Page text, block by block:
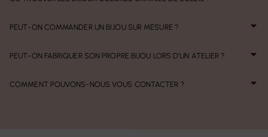
PEUT-ON COMMANDER UN BIJOU SUR MESURE ?
PEUT-ON FABRIQUER SON PROPRE BIJOU LORS D'UN ATELIER ?
COMMENT POUVONS-NOUS VOUS CONTACTER ?